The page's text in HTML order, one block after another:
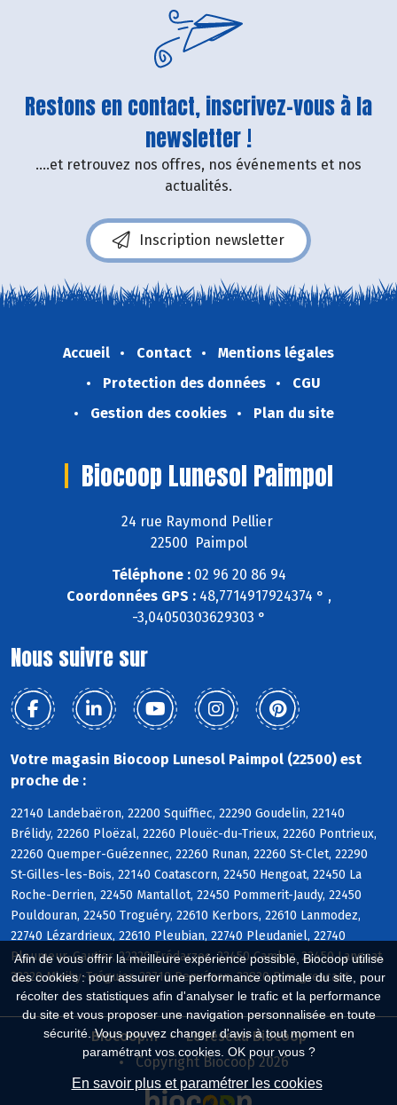
Afin de vous offrir la meilleure expérience possible, Biocoop utilise
des cookies : pour assurer une performance optimale du site, pour
récolter des statistiques afin d'analyser le trafic et la performance
du site et vous proposer une navigation personnalisée en toute
sécurité. Vous pouvez changer d'avis à tout moment en
paramétrant vos cookies. OK pour vous ?
En savoir plus et paramétrer les cookies
Restons en contact, inscrivez-vous à la
newsletter !
....et retrouvez nos offres, nos événements et nos
actualités.
Inscription newsletter
Accueil Contact
Mentions légales
Protection des données
CGU
Gestion des cookies
Plan du site
Biocoop Lunesol Paimpol
24 rue Raymond Pellier
22500 Paimpol
Téléphone :02 96 20 86 94
Coordonnées GPS :48,7714917924374 ° ,
-3,04050303629303 °
Nous suivre sur
Votre magasin Biocoop Lunesol Paimpol (22500) est
proche de :
22140 Landebaëron, 22200 Squiffiec, 22290 Goudelin, 22140
Brélidy, 22260 Ploëzal, 22260 Plouëc-du-Trieux, 22260 Pontrieux,
22260 Quemper-Guézennec, 22260 Runan, 22260 St-Clet, 22290
St-Gilles-les-Bois, 22140 Coatascorn, 22450 Hengoat, 22450 La
Roche-Derrien, 22450 Mantallot, 22450 Pommerit-Jaudy, 22450
Pouldouran, 22450 Troguéry, 22610 Kerbors, 22610 Lanmodez,
22740 Lézardrieux, 22610 Pleubian, 22740 Pleudaniel, 22740
Pleumeur-Gautier, 22220 Trédarzec, 22450 Camlez, 22450 Langoat,
22220 Minihy-Tréguier, 22710 Penvénan, 22820 Plougrescant
Biocoop.fr
Le réseau Biocoop
Copyright Biocoop 2026